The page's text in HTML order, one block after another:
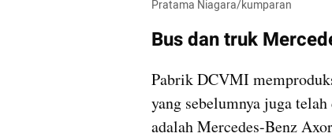
Pratama Niagara/kumparan
Bus dan truk
Pabrik DCVMI
yang sebelumnya juga
adalah Mercedes-Benz